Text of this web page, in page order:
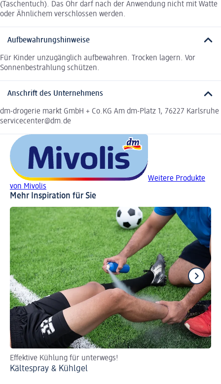
(Taschentuch). Das Ohr darf nach der Anwendung nicht mit Watte
oder Ähnlichem verschlossen werden.
Aufbewahrungshinweise
Für Kinder unzugänglich aufbewahren. Trocken lagern. Vor
Sonnenbestrahlung schützen.
Anschrift des Unternehmens
dm-drogerie markt GmbH + Co.KG Am dm-Platz 1, 76227 Karlsruhe
servicecenter@dm.de
Weitere Produkte
von Mivolis
Mehr Inspiration für Sie
Effektive Kühlung für unterwegs!
Kältespray & Kühlgel